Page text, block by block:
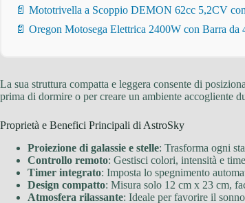
📄 Mototrivella a Scoppio DEMON 62cc 5,2CV
📄 Oregon Motosega Elettrica 2400W con Barra
La sua struttura compatta e leggera consente di
prima di dormire o per creare un ambiente accogliente
Proprietà e Benefici Principali di AstroSky
Proiezione di galassie e stelle: Trasforma ogni
Controllo remoto: Gestisci colori, intensità e
Timer integrato: Imposta lo spegnimento
Design compatto: Misura solo 12 cm x 23 cm,
Atmosfera rilassante: Ideale per favorire il